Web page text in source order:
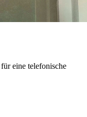
eine telefonische